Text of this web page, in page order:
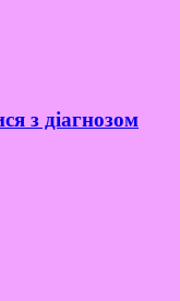
з діагнозом